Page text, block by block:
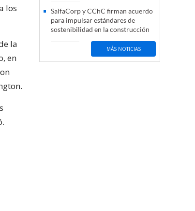
los
la
en
SalfaCorp y CChC firman acuerdo
para impulsar estándares de
sostenibilidad en la construcción
MÁS NOTICIAS